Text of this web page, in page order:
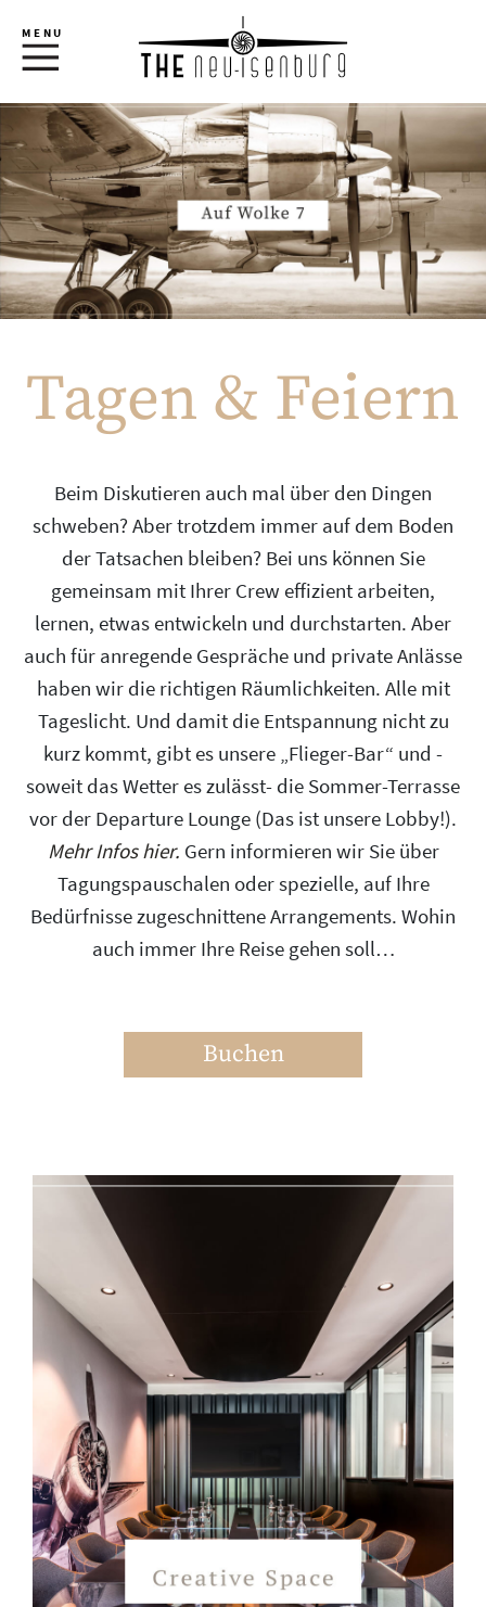
MENU
Tagen & Feiern
Beim Diskutieren auch mal über den Dingen
schweben? Aber trotzdem immer auf dem Boden
der Tatsachen bleiben? Bei uns können Sie
gemeinsam mit Ihrer Crew effizient arbeiten,
lernen, etwas entwickeln und durchstarten. Aber
auch für anregende Gespräche und private Anlässe
haben wir die richtigen Räumlichkeiten. Alle mit
Tageslicht. Und damit die Entspannung nicht zu
kurz kommt, gibt es unsere „Flieger-Bar“ und -
soweit das Wetter es zulässt- die Sommer-Terrasse
vor der Departure Lounge (Das ist unsere Lobby!).
Mehr Infos hier. Gern informieren wir Sie über
Tagungspauschalen oder spezielle, auf Ihre
Bedürfnisse zugeschnittene Arrangements. Wohin
auch immer Ihre Reise gehen soll…
Buchen